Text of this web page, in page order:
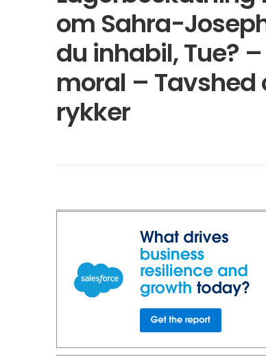
om Sahra-
du inhabil, Tue?
moral – Tavshed
rykker